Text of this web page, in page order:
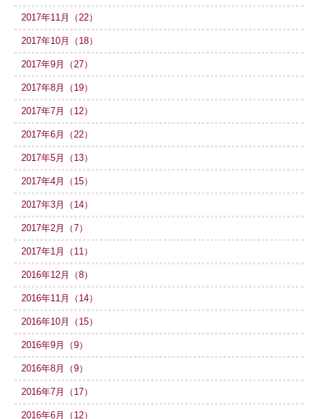
2017年11月（22）
2017年10月（18）
2017年9月（27）
2017年8月（19）
2017年7月（12）
2017年6月（22）
2017年5月（13）
2017年4月（15）
2017年3月（14）
2017年2月（7）
2017年1月（11）
2016年12月（8）
2016年11月（14）
2016年10月（15）
2016年9月（9）
2016年8月（9）
2016年7月（17）
2016年6月（12）